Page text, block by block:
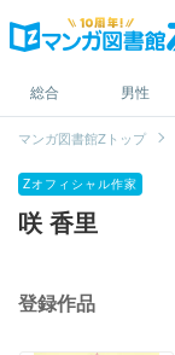
総合 男性
マンガ図書館Zトップ
Zオフィシャル作家
咲 香里
登録作品